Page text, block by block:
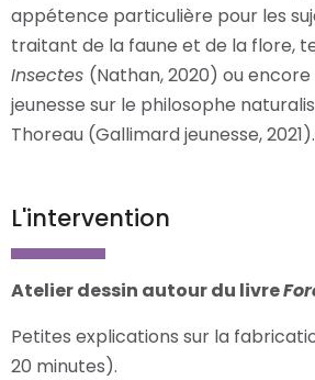
appétence particulière pour les
traitant de la faune et de la flore,
Insectes (Nathan, 2020) ou
jeunesse sur le philosophe
Thoreau (Gallimard jeunesse, 2021).
L'intervention
Atelier dessin autour du livre
Petites explications sur la
20 minutes).